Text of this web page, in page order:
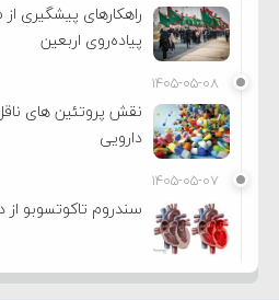
راهکارهای پیشگیری
پیاده‌روی اربعین
۱۴۰۵-۰۵-۰۸
نقش پروتئین های
دارویی
۱۴۰۵-۰۵-۰۷
سندروم تاکوتسوبو از